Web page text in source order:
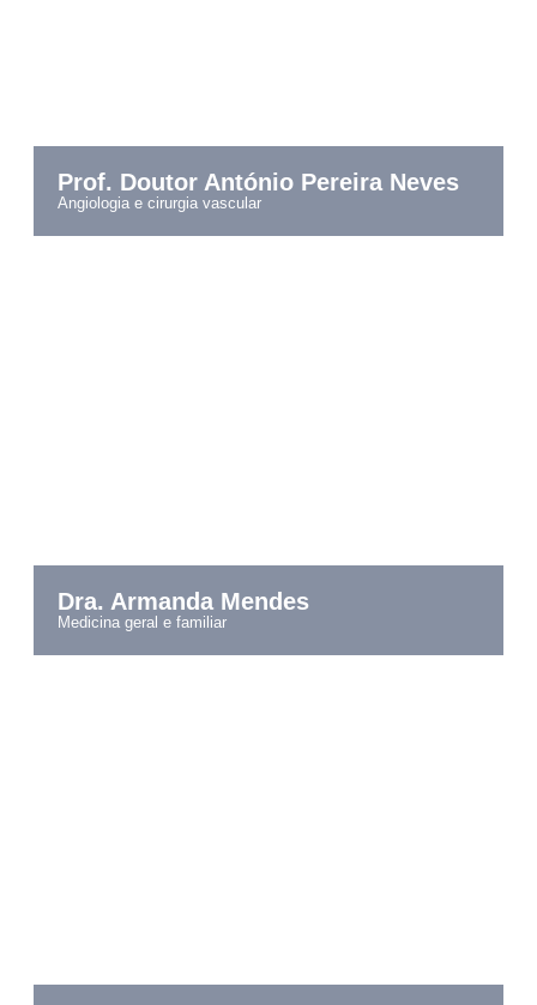
Prof. Doutor António Pereira Neves
angiologia e cirurgia vascular
Dra. Armanda Mendes
medicina geral e familiar